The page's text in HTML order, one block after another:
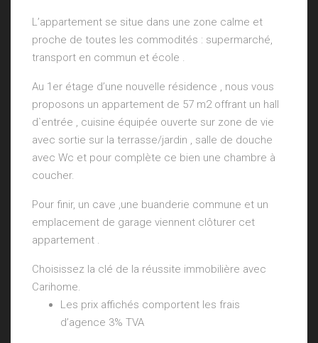
L’appartement se situe dans une zone calme et
proche de toutes les commodités : supermarché,
transport en commun et école .
Au 1er étage d’une nouvelle résidence , nous vous
proposons un appartement de 57 m2 offrant un hall
d`entrée , cuisine équipée ouverte sur zone de vie
avec sortie sur la terrasse/jardin , salle de douche
avec Wc et pour complète ce bien une chambre à
coucher.
Pour finir, un cave ,une buanderie commune et un
emplacement de garage viennent clôturer cet
appartement .
Choisissez la clé de la réussite immobilière avec
Carihome.
Les prix affichés comportent les frais
d’agence 3% TVA